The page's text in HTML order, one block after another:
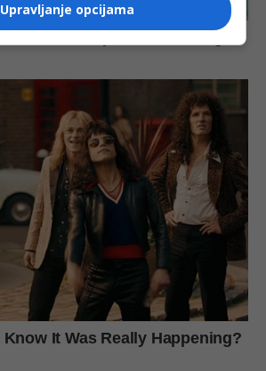
Upravljanje opcijama